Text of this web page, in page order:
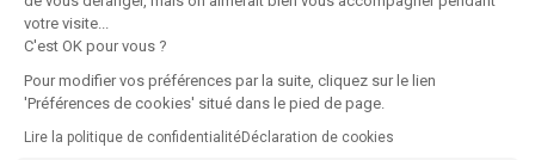
votre visite...
C'est OK pour vous ?
Pour modifier vos préférences par la suite, cliquez sur le lien
'Préférences de cookies' situé dans le pied de page.
Lire la politique de confidentialitéDéclaration de cookies
À propos de l'agence